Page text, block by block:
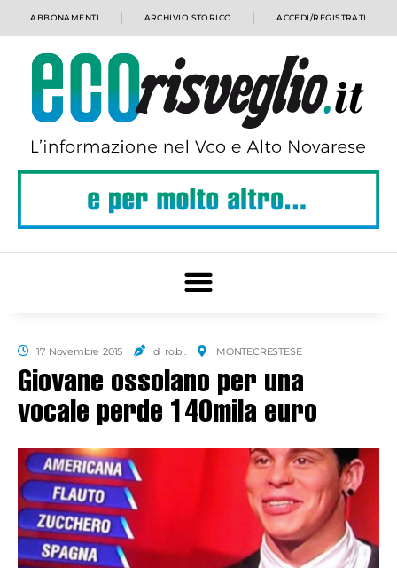
ABBONAMENTI ARCHIVIO STORICO ACCEDI/REGISTRATI
17 Novembre 2015 di ro.bi. MONTECRESTESE
Giovane ossolano per una
vocale perde 140mila euro